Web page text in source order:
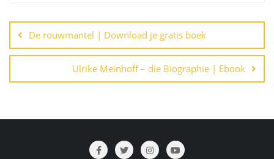
de
entradas
De rouwmantel | Download je gratis boek
Ulrike Meinhoff – die Biographie | Ebook